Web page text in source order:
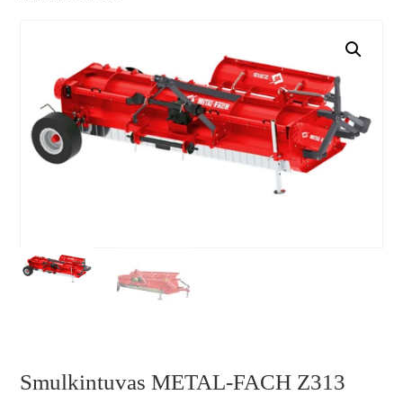
Smulkintuvas METAL-FACH Z313